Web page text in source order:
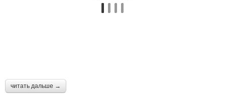
читать дальше →